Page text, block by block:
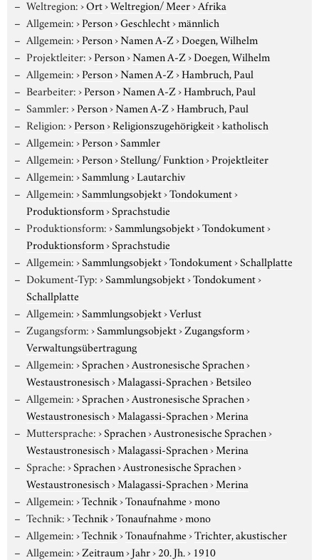
Weltregion:›Ort›Weltregion/ Meer›Afrika
Allgemein:›Person›Geschlecht›männlich
Allgemein:›Person›Namen A-Z›Doegen, Wilhelm
Projektleiter:›Person›Namen A-Z›Doegen, Wilhelm
Allgemein:›Person›Namen A-Z›Hambruch, Paul
Bearbeiter:›Person›Namen A-Z›Hambruch, Paul
Sammler:›Person›Namen A-Z›Hambruch, Paul
Religion:›Person›Religionszugehörigkeit›katholisch
Allgemein:›Person›Sammler
Allgemein:›Person›Stellung/ Funktion›Projektleiter
Allgemein:›Sammlung›Lautarchiv
Allgemein:›Sammlungsobjekt›Tondokument›
Produktionsform›Sprachstudie
Produktionsform:›Sammlungsobjekt›Tondokument›
Produktionsform›Sprachstudie
Allgemein:›Sammlungsobjekt›Tondokument›Schallplatte
Dokument-Typ:›Sammlungsobjekt›Tondokument›
Schallplatte
Allgemein:›Sammlungsobjekt›Verlust
Zugangsform:›Sammlungsobjekt›Zugangsform›
Verwaltungsübertragung
Allgemein:›Sprachen›Austronesische Sprachen›
Westaustronesisch›Malagassi-Sprachen›Betsileo
Allgemein:›Sprachen›Austronesische Sprachen›
Westaustronesisch›Malagassi-Sprachen›Merina
Muttersprache:›Sprachen›Austronesische Sprachen›
Westaustronesisch›Malagassi-Sprachen›Merina
Sprache:›Sprachen›Austronesische Sprachen›
Westaustronesisch›Malagassi-Sprachen›Merina
Allgemein:›Technik›Tonaufnahme›mono
Technik:›Technik›Tonaufnahme›mono
Allgemein:›Technik›Tonaufnahme›Trichter, akustischer
Allgemein:›Zeitraum›Jahr›20. Jh.› 1910